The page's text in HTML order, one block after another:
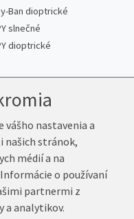
Ban dioptrické
slnečné
dioptrické
vášho nastavenia a
našich stránok,
médií a na
o používaní
partnermi z
a analytikov.